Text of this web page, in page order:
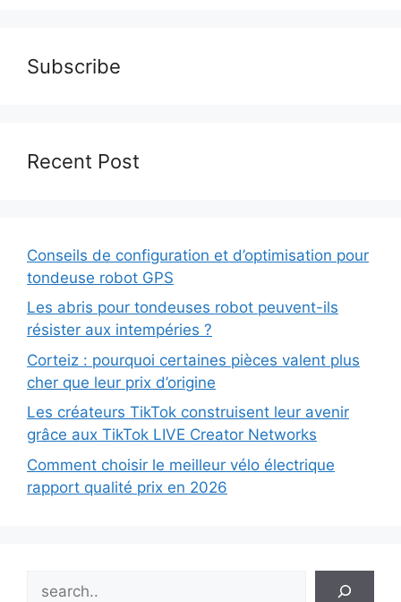
Subscribe
Recent Post
Conseils de configuration et d’optimisation pour
tondeuse robot GPS
Les abris pour tondeuses robot peuvent-ils
résister aux intempéries ?
Corteiz : pourquoi certaines pièces valent plus
cher que leur prix d’origine
Les créateurs TikTok construisent leur avenir
grâce aux TikTok LIVE Creator Networks
Comment choisir le meilleur vélo électrique
rapport qualité prix en 2026